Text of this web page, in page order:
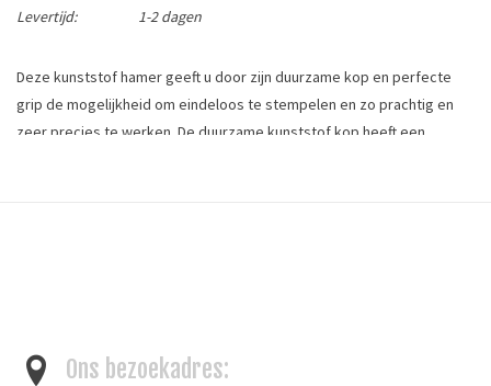
Levertijd:
1-2 dagen
Deze kunststof hamer geeft u door zijn duurzame kop en perfecte
grip de mogelijkheid om eindeloos te stempelen en zo prachtig en
zeer precies te werken. De duurzame kunststof kop heeft een
Ons bezoekadres: